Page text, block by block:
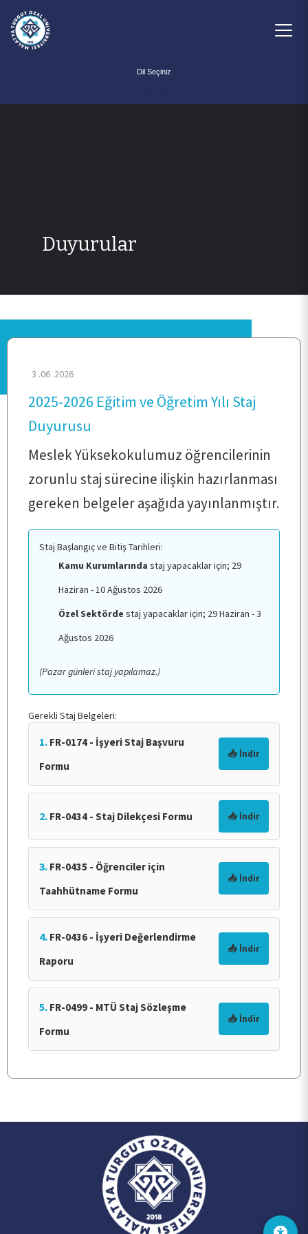
ANA SAYFA
KURUMSAL
PERSONEL
E-HİZMET
İLETİŞİM
Duyurular
3 .06 .2026
2025-2026 Eğitim ve Öğretim Yılı Staj
Duyurusu
Meslek Yüksekokulumuz öğrencilerinin
zorunlu staj sürecine ilişkin hazırlanması
gereken belgeler aşağıda yayınlanmıştır.
Staj Başlangıç ve Bitiş Tarihleri:
Kamu Kurumlarında staj yapacaklar için; 29
Haziran - 10 Ağustos 2026
Özel Sektörde staj yapacaklar için; 29 Haziran - 3
Ağustos 2026
(Pazar günleri staj yapılamaz.)
Gerekli Staj Belgeleri:
1. FR-0174 - İşyeri Staj Başvuru
Formu
📥 İndir
2. FR-0434 - Staj Dilekçesi Formu 📥 İndir
3. FR-0435 - Öğrenciler için
Taahhütname Formu
📥 İndir
4. FR-0436 - İşyeri Değerlendirme
Raporu
📥 İndir
5. FR-0499 - MTÜ Staj Sözleşme
Formu
📥 İndir